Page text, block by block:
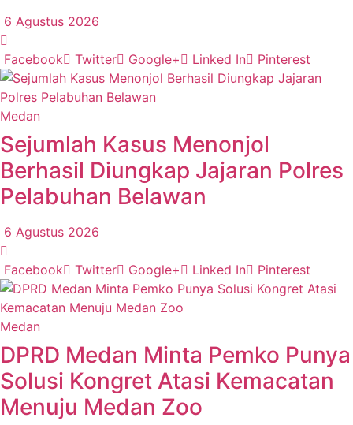
6 Agustus 2026
Facebook Twitter Google+ Linked In Pinterest
Medan
Sejumlah Kasus Menonjol
Berhasil Diungkap Jajaran Polres
Pelabuhan Belawan
6 Agustus 2026
Facebook Twitter Google+ Linked In Pinterest
Medan
DPRD Medan Minta Pemko Punya
Solusi Kongret Atasi Kemacatan
Menuju Medan Zoo